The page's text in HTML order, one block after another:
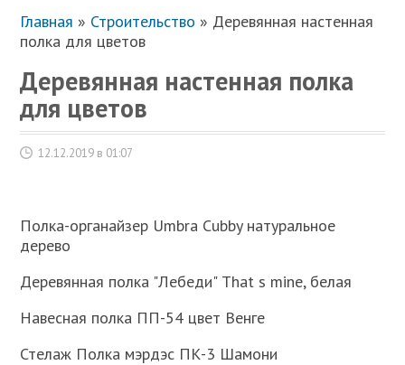
Главная » Строительство » Деревянная настенная
полка для цветов
Деревянная настенная полка
для цветов
12.12.2019 в 01:07
Полка-органайзер Umbra Cubby натуральное
дерево
Деревянная полка "Лебеди" That s mine, белая
Навесная полка ПП-54 цвет Венге
Стелаж Полка мэрдэс ПК-3 Шамони